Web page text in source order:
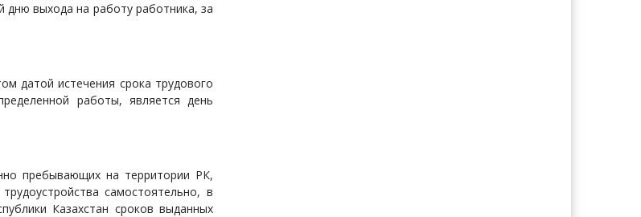
выхода на работу работника, за
датой истечения срока трудового
работы, является день
пребывающих на территории РК,
самостоятельно, в
Казахстан сроков выданных